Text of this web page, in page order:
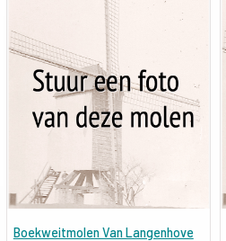
Boekweitmolen Van Langenhove